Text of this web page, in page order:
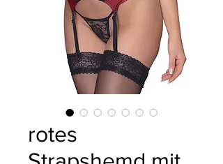
rotes